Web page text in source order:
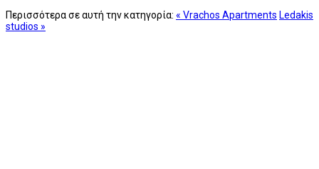
Περισσότερα σε αυτή την κατηγορία: « Vrachos Apartments Ledakis
studios »